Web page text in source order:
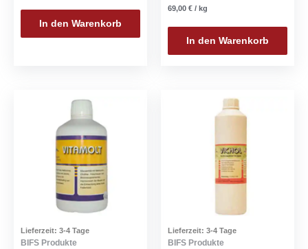
In den Warenkorb
69,00 € / kg
In den Warenkorb
Lieferzeit: 3-4 Tage
BIFS Produkte
Lieferzeit: 3-4 Tage
BIFS Produkte